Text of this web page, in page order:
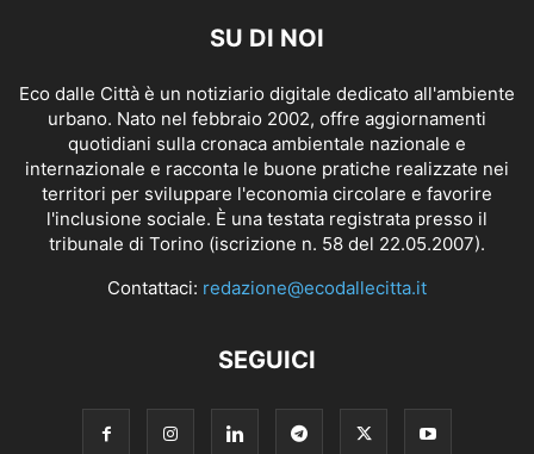
SU DI NOI
Eco dalle Città è un notiziario digitale dedicato all'ambiente
urbano. Nato nel febbraio 2002, offre aggiornamenti
quotidiani sulla cronaca ambientale nazionale e
internazionale e racconta le buone pratiche realizzate nei
territori per sviluppare l'economia circolare e favorire
l'inclusione sociale. È una testata registrata presso il
tribunale di Torino (iscrizione n. 58 del 22.05.2007).
Contattaci: redazione@ecodallecitta.it
SEGUICI